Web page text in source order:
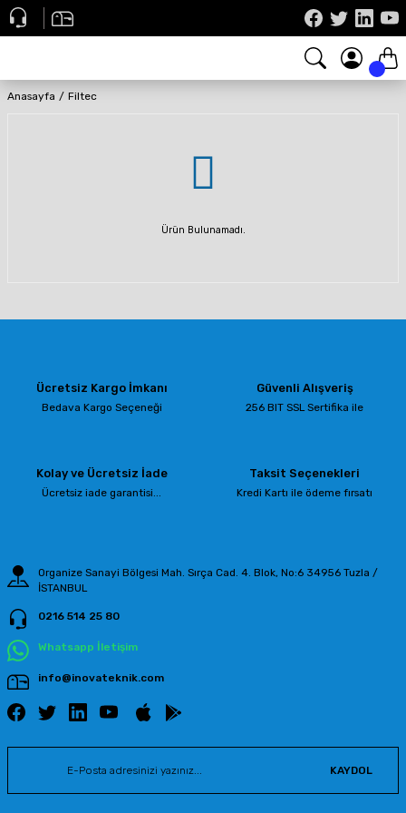
Anasayfa Filtec
Ürün Bulunamadı.
Ücretsiz Kargo İmkanı
Bedava Kargo Seçeneği
Güvenli Alışveriş
256 BIT SSL Sertifika ile
Kolay ve Ücretsiz İade
Ücretsiz iade garantisi...
Taksit Seçenekleri
Kredi Kartı ile ödeme fırsatı
Organize Sanayi Bölgesi Mah. Sırça Cad. 4. Blok, No:6 34956 Tuzla /
İSTANBUL
0216 514 25 80
Whatsapp İletişim
info@inovateknik.com
KAYDOL